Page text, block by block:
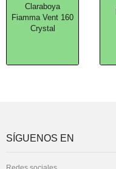
Claraboya
Fiamma Vent 160
Crystal
SÍGUENOS EN